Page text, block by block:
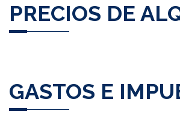
PRECIOS DE
GASTOS E